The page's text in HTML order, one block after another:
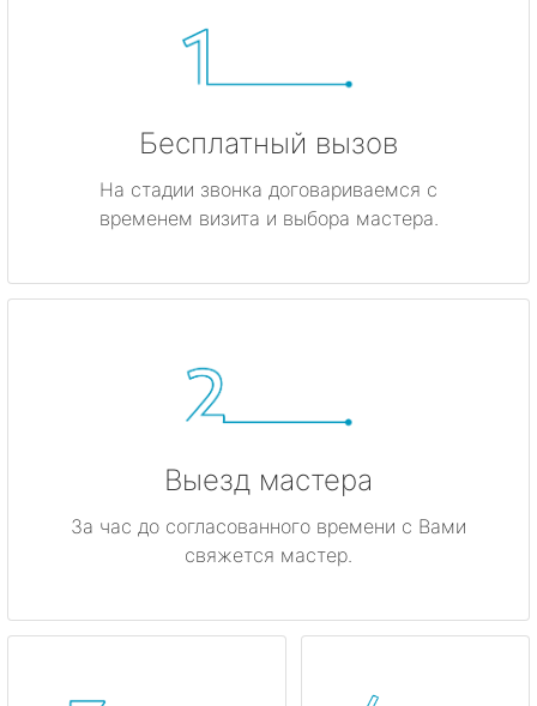
Бесплатный вызов
На стадии звонка договариваемся с
временем визита и выбора мастера.
Выезд мастера
За час до согласованного времени с Вами
свяжется мастер.